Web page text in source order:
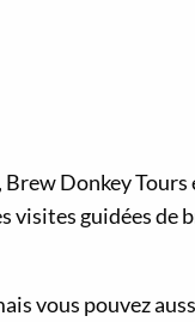
Donkey Tours
visites guidées de
vous pouvez